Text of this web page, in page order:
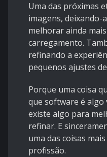
Uma das próximas
imagens, deixando-
melhorar ainda
carregamento.
refinando a
pequenos ajustes
Porque uma coisa
que software é algo
existe algo para
refinar. E
uma das coisas
profissão.